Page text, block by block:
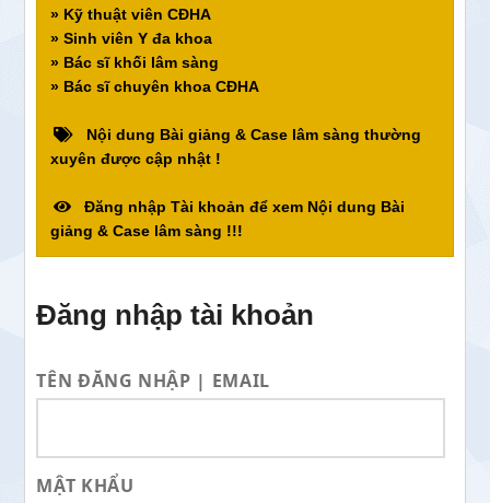
» Kỹ thuật viên CĐHA
» Sinh viên Y đa khoa
» Bác sĩ khối lâm sàng
» Bác sĩ chuyên khoa CĐHA
Nội dung Bài giảng & Case lâm sàng thường
xuyên được cập nhật !
Đăng nhập Tài khoản để xem Nội dung Bài
giảng & Case lâm sàng !!!
Đăng nhập tài khoản
TÊN ĐĂNG NHẬP | EMAIL
MẬT KHẨU